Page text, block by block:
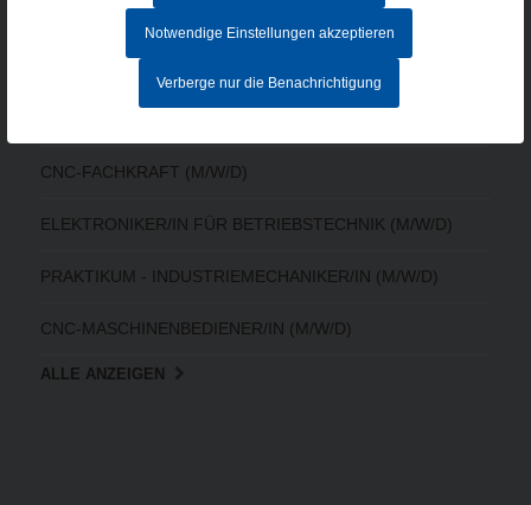
Notwendige Einstellungen akzeptieren
Verberge nur die Benachrichtigung
AKTUELLE STELLENANGEBOTE
CNC-FACHKRAFT (M/W/D)
ELEKTRONIKER/IN FÜR BETRIEBSTECHNIK (M/W/D)
PRAKTIKUM - INDUSTRIEMECHANIKER/IN (M/W/D)
CNC-MASCHINENBEDIENER/IN (M/W/D)
ALLE ANZEIGEN